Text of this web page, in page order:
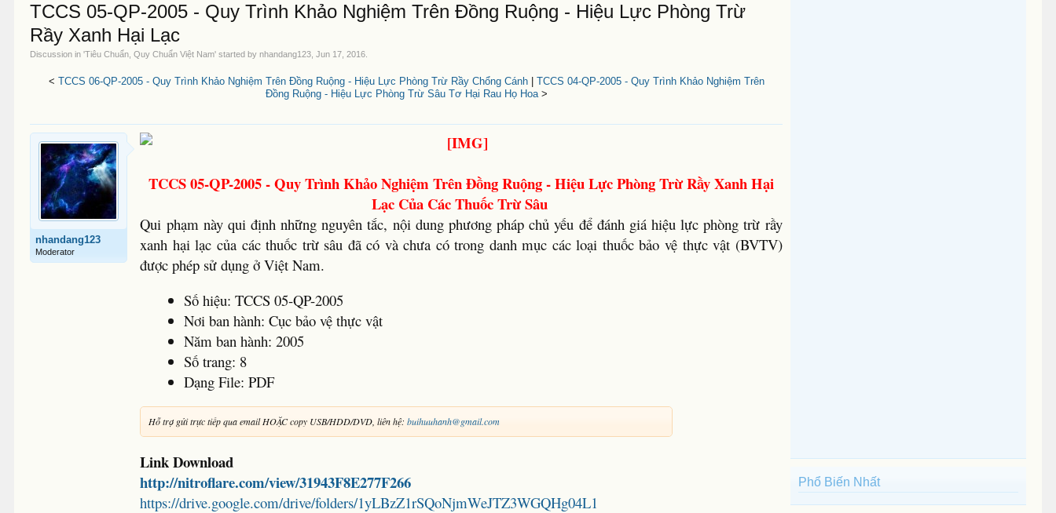
TCCS 05-QP-2005 - Quy Trình Khảo Nghiệm Trên Đồng Ruộng - Hiệu Lực Phòng Trừ
Rầy Xanh Hại Lạc
Discussion in 'Tiêu Chuẩn, Quy Chuẩn Việt Nam' started bynhandang123 ,Jun 17, 2016
< TCCS 06-QP-2005 - Quy Trình Khảo Nghiệm Trên Đồng Ruộng - Hiệu Lực Phòng Trừ Rầy Chổng Cánh| TCCS 04-QP-2005 - Quy Trình Khảo Nghiệm Trên
Đồng Ruộng - Hiệu Lực Phòng Trừ Sâu Tơ Hại Rau Họ Hoa>
nhandang123
Moderator
TCCS 05-QP-2005 - Quy Trình Khảo Nghiệm Trên Đồng Ruộng - Hiệu Lực Phòng Trừ Rầy Xanh Hại
Lạc Của Các Thuốc Trừ Sâu
Qui phạm này qui định những nguyên tắc, nội dung phương pháp chủ yếu để đánh giá hiệu lực phòng trừ rầy
xanh hại lạc của các thuốc trừ sâu đã có và chưa có trong danh mục các loại thuốc bảo vệ thực vật (BVTV)
được phép sử dụng ở Việt Nam.
Số hiệu: TCCS 05-QP-2005
Nơi ban hành: Cục bảo vệ thực vật
Năm ban hành: 2005
Số trang: 8
Dạng File: PDF
Hỗ trợ gửi trực tiếp qua email HOẶC copy USB/HDD/DVD, liên hệ:buihuuhanh@gmail.com
Link Download
http://nitroflare.com/view/31943F8E277F266
https://drive.google.com/drive/folders/1yLBzZ1rSQoNjmWeJTZ3WGQHg04L1
Phổ Biến Nhất